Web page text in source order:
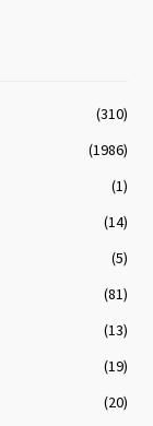
(310)
(1986)
(1)
(14)
(5)
(81)
(13)
(19)
(20)